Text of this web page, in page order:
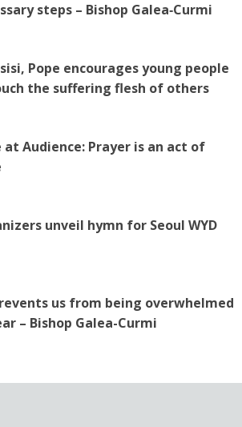
steps – Bishop Galea‑Curmi
Pope encourages young people
the suffering flesh of others
at Audience: Prayer is an act of
unveil hymn for Seoul WYD
us from being overwhelmed
– Bishop Galea-Curmi